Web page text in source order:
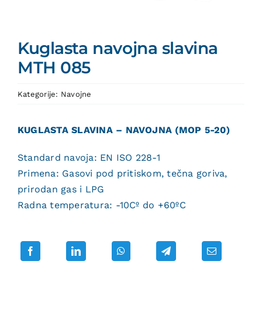
Kuglasta navojna slavina
MTH 085
Kategorije: Navojne
KUGLASTA SLAVINA – NAVOJNA (MOP 5-20)
Standard navoja: EN ISO 228-1
Primena: Gasovi pod pritiskom, tečna goriva,
prirodan gas i LPG
Radna temperatura: -10Cº do +60ºC